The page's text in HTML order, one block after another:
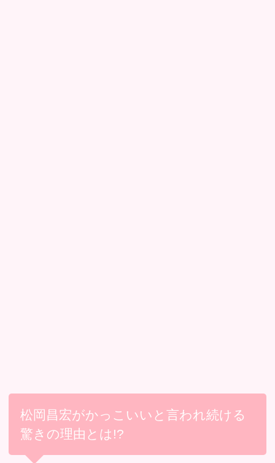
松岡昌宏がかっこいいと言われ続ける
驚きの理由とは!?